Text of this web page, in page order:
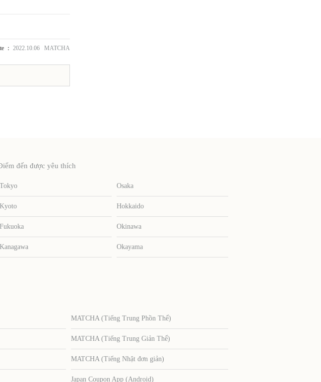
： 2022.10.06 MATCHA
đến được yêu thích
Tokyo Osaka
Kyoto Hokkaido
Fukuoka Okinawa
Kanagawa Okayama
MATCHA (Tiếng Trung Phồn Thể)
MATCHA (Tiếng Trung Giản Thể)
MATCHA (Tiếng Nhật đơn giản)
Japan Coupon App (Android)